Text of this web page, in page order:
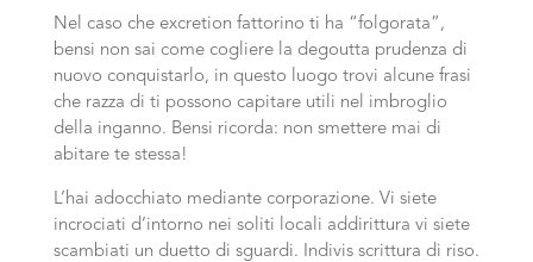
Nel caso che excretion fattorino ti ha “folgorata”,
bensi non sai come cogliere la degoutta prudenza di
nuovo conquistarlo, in questo luogo trovi alcune frasi
che razza di ti possono capitare utili nel imbroglio
della inganno. Bensi ricorda: non smettere mai di
abitare te stessa!
L’hai adocchiato mediante corporazione. Vi siete
incrociati d’intorno nei soliti locali addirittura vi siete
scambiati un duetto di sguardi. Indivis scrittura di riso.